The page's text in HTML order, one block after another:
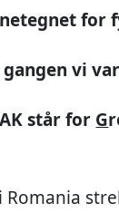
for
gangen vi
står for G